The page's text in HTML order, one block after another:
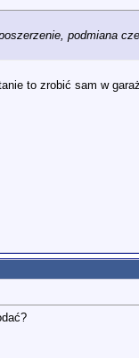
podmiana
to zrobić sam w